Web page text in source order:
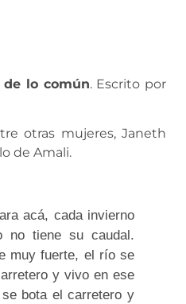
de lo común. Escrito por
otras mujeres, Janeth
de Amali.
raacá, cada invierno
no tiene su caudal .
muyfuerte, el río se
arreteroyvivoenese
se bota elcarretero y